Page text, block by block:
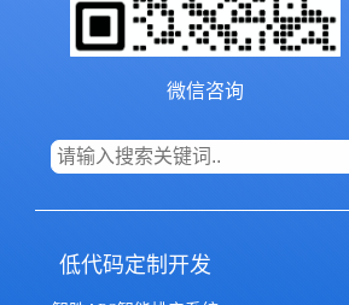
微信咨询
低代码定制开发